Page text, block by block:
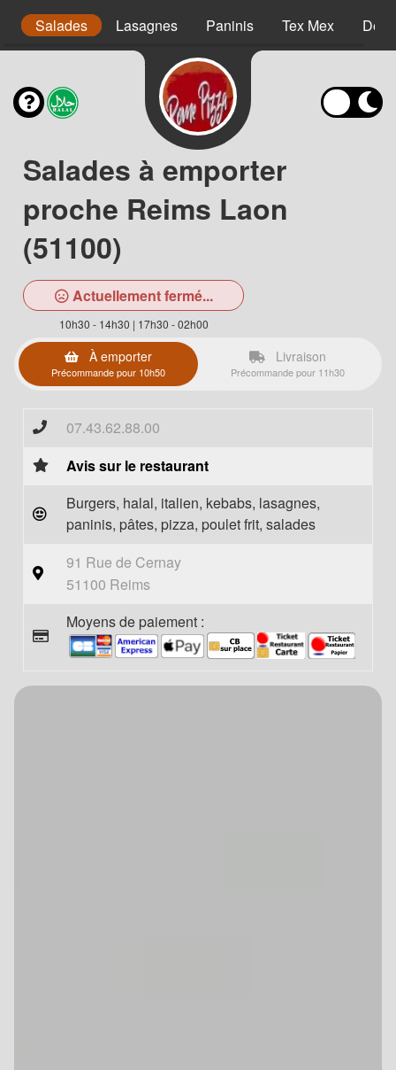
Salades Lasagnes Paninis Tex Mex
Salades à emporter
proche Reims Laon
(51100)
Actuellement fermé...
10h30 - 14h30 | 17h30 - 02h00
À emporter
Précommande pour 10h50
Livraison
Précommande pour 11h30
07.43.62.88.00
Avis sur le restaurant
Burgers, halal, italien, kebabs, lasagnes,
paninis, pâtes, pizza, poulet frit, salades
91 Rue de Cernay
51100 Reims
Moyens de paiement :